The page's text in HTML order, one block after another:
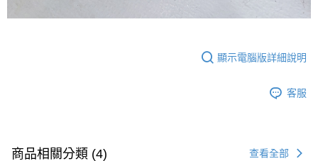
顯示電腦版詳細說明
客服
商品相關分類 (4) 查看全部